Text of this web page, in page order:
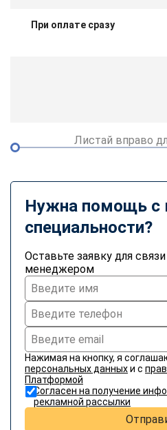
При оплате сразу
Листай вправо
Нужна помощь с
специальности?
Оставьте заявку для
менеджером
Нажимая на кнопку, я
персональных данныхи с
Платформой
Согласен на получение
рекламной рассылки